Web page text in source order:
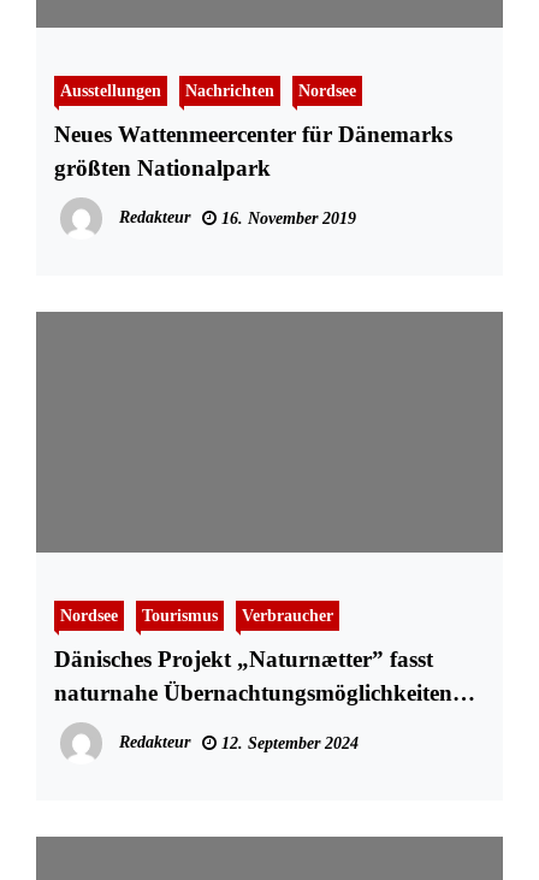
Ausstellungen Nachrichten Nordsee
Neues Wattenmeercenter für Dänemarks
größten Nationalpark
Redakteur 16. November 2019
Nordsee Tourismus Verbraucher
Dänisches Projekt „Naturnætter” fasst
naturnahe Übernachtungsmöglichkeiten
auf einer Plattform zusammen
Redakteur 12. September 2024